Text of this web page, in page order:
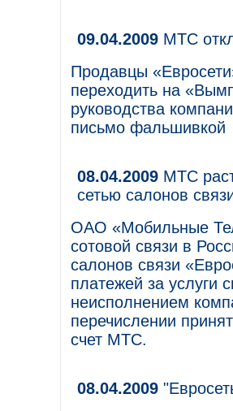
09.04.2009 МТС
Продавцы
переходить на
руководства
письмо фальшивкой
08.04.2009 МТС
сетью салонов
ОАО «Мобильные
сотовой связи в
салонов связи
платежей за услуги
неисполнением
перечислении
счет МТС.
08.04.2009